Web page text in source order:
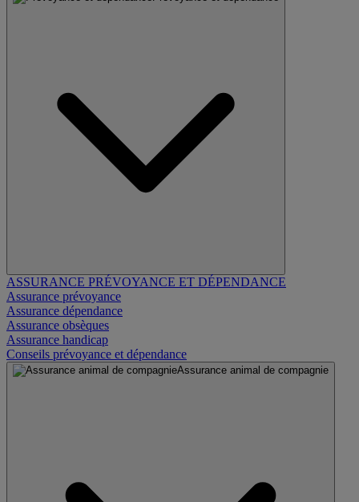
ASSURANCE PRÉVOYANCE ET DÉPENDANCE
Assurance prévoyance
Assurance dépendance
Assurance obsèques
Assurance handicap
Conseils prévoyance et dépendance
Assurance animal de compagnie